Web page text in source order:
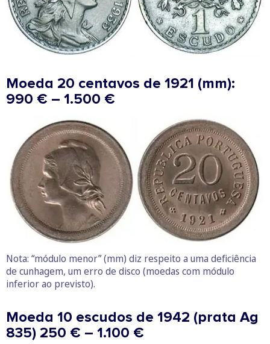
Moeda 20 centavos de 1921 (mm):
990 € – 1.500 €
Nota: “módulo menor” (mm) diz respeito a uma deficiência
de cunhagem, um erro de disco (moedas com módulo
inferior ao previsto).
Moeda 10 escudos de 1942 (prata Ag
835) 250 € – 1.100 €